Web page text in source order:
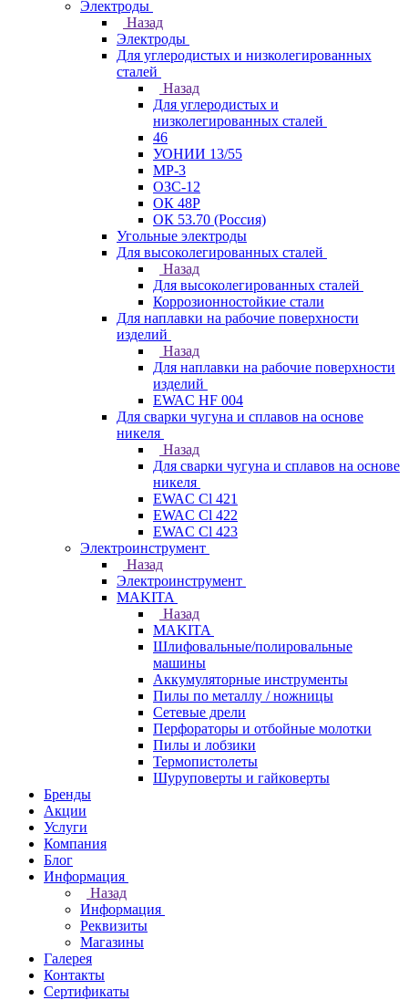
Электроды
Назад
Электроды
Для углеродистых и низколегированных
сталей
Назад
Для углеродистых и
низколегированных сталей
46
УОНИИ 13/55
МР-3
ОЗС-12
ОК 48Р
ОК 53.70 (Россия)
Угольные электроды
Для высоколегированных сталей
Назад
Для высоколегированных сталей
Коррозионностойкие стали
Для наплавки на рабочие поверхности
изделий
Назад
Для наплавки на рабочие поверхности
изделий
EWAC HF 004
Для сварки чугуна и сплавов на основе
никеля
Назад
Для сварки чугуна и сплавов на основе
никеля
EWAC Cl 421
EWAC Cl 422
EWAC Cl 423
Электроинструмент
Назад
Электроинструмент
МAKITA
Назад
МAKITA
Шлифовальные/полировальные
машины
Аккумуляторные инструменты
Пилы по металлу / ножницы
Сетевые дрели
Перфораторы и отбойные молотки
Пилы и лобзики
Термопистолеты
Шуруповерты и гайковерты
Бренды
Акции
Услуги
Компания
Блог
Информация
Назад
Информация
Реквизиты
Магазины
Галерея
Контакты
Сертификаты